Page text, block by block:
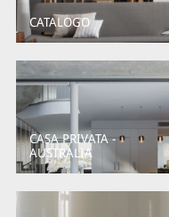
CATALOGO
CASA PRIVATA -
AUSTRALIA